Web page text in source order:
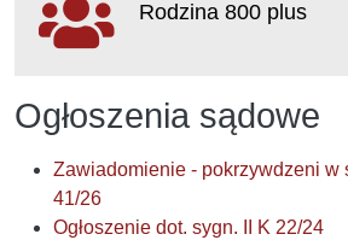
Ogłoszenia sądowe
Zawiadomienie - pokrzywdzeni w
41/26
Ogłoszenie dot. sygn. II K 22/24
Rodzina 800 plus